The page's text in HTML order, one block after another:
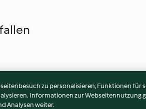
zu personalisieren, Funktionen für
Informationen zur Webseitennutzung
Analysen weiter.